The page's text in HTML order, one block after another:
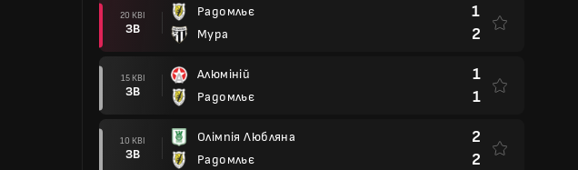
20 КВІ
ЗВ
Радомльє
Мура
1
2
15 КВІ
ЗВ
Алюміній
Радомльє
1
1
10 КВІ
ЗВ
Олімпія Любляна
Радомльє
2
2